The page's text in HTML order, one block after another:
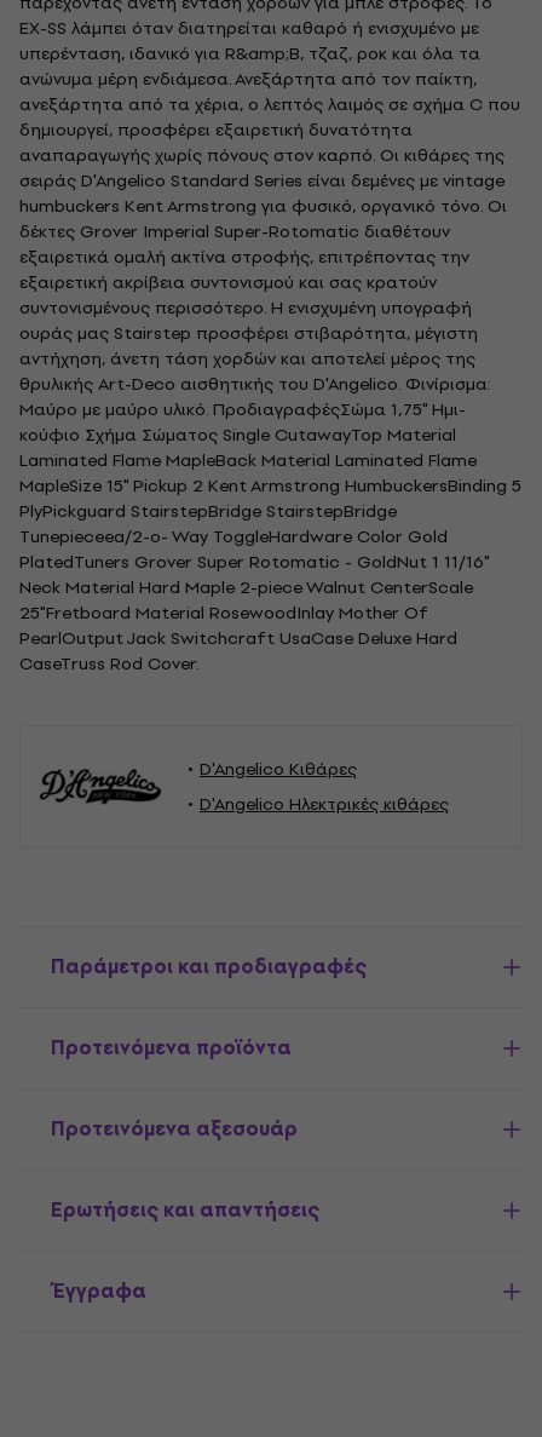
EX-SS λάμπει όταν διατηρείται καθαρό ή ενισχυμένο με
υπερένταση, ιδανικό για R&amp;B, τζαζ, ροκ και όλα τα
ανώνυμα μέρη ενδιάμεσα. Ανεξάρτητα από τον παίκτη,
ανεξάρτητα από τα χέρια, ο λεπτός λαιμός σε σχήμα C που
δημιουργεί, προσφέρει εξαιρετική δυνατότητα
αναπαραγωγής χωρίς πόνους στον καρπό. Οι κιθάρες της
σειράς D'Angelico Standard Series είναι δεμένες με vintage
humbuckers Kent Armstrong για φυσικό, οργανικό τόνο. Οι
δέκτες Grover Imperial Super-Rotomatic διαθέτουν
εξαιρετικά ομαλή ακτίνα στροφής, επιτρέποντας την
εξαιρετική ακρίβεια συντονισμού και σας κρατούν
συντονισμένους περισσότερο. Η ενισχυμένη υπογραφή
ουράς μας Stairstep προσφέρει στιβαρότητα, μέγιστη
αντήχηση, άνετη τάση χορδών και αποτελεί μέρος της
θρυλικής Art-Deco αισθητικής του D'Angelico. Φινίρισμα:
Μαύρο με μαύρο υλικό. ΠροδιαγραφέςΣώμα 1,75" Ημι-
κούφιο Σχήμα Σώματος Single CutawayTop Material
Laminated Flame MapleBack Material Laminated Flame
MapleSize 15" Pickup 2 Kent Armstrong HumbuckersBinding 5
PlyPickguard StairstepBridge StairstepBridge
Tunepieceea/2-o- Way ToggleHardware Color Gold
PlatedTuners Grover Super Rotomatic - GoldNut 1 11/16"
Neck Material Hard Maple 2-piece Walnut CenterScale
25"Fretboard Material RosewoodInlay Mother Of
PearlOutput Jack Switchcraft UsaCase Deluxe Hard
CaseTruss Rod Cover.
D'Angelico Κιθάρες
D'Angelico Ηλεκτρικές κιθάρες
Παράμετροι και προδιαγραφές
Προτεινόμενα προϊόντα
Προτεινόμενα αξεσουάρ
Ερωτήσεις και απαντήσεις
Έγγραφα